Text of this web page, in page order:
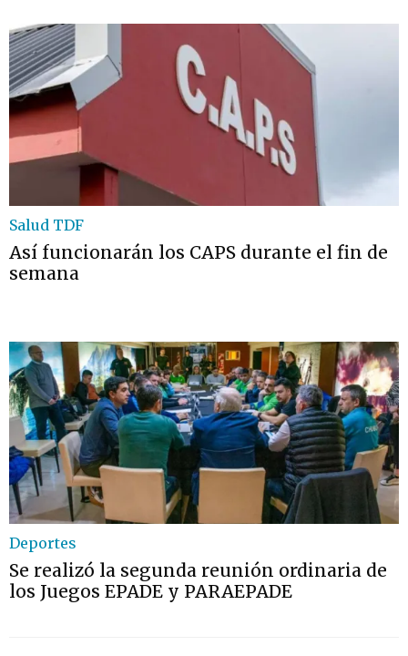
Salud TDF
Así funcionarán los CAPS durante el fin de
semana
Deportes
Se realizó la segunda reunión ordinaria de
los Juegos EPADE y PARAEPADE